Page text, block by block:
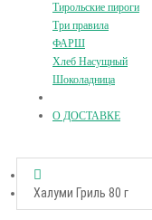
Тирольские пироги
Три правила
ФАРШ
Хлеб Насущный
Шоколадница
О ДОСТАВКЕ
Халуми Гриль 80 г